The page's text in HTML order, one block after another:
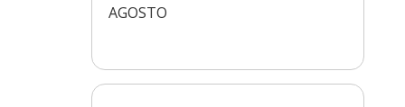
AGOSTO